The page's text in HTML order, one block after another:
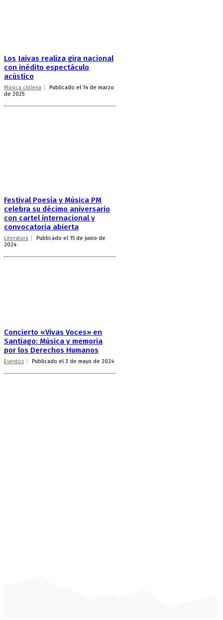
Los Jaivas realiza gira nacional
con inédito espectáculo
acústico
Música chilena
Publicado el 14 de marzo
de 2025
Festival Poesía y Música PM
celebra su décimo aniversario
con cartel internacional y
convocatoria abierta
Literatura
Publicado el 15 de junio de
2024
Concierto «Vivas Voces» en
Santiago: Música y memoria
por los Derechos Humanos
Eventos Publicado el 3 de mayo de 2024